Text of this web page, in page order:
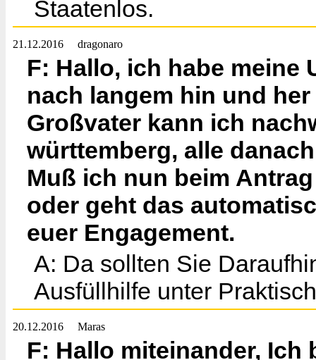
Staatenlos.
21.12.2016 dragonaro
F: Hallo, ich habe meine
nach langem hin und
Großvater kann ich
württemberg, alle
Muß ich nun beim
oder geht das
euer Engagement.
A: Da sollten Sie
Ausfüllhilfe unter
20.12.2016 Maras
F: Hallo miteinander, Ich